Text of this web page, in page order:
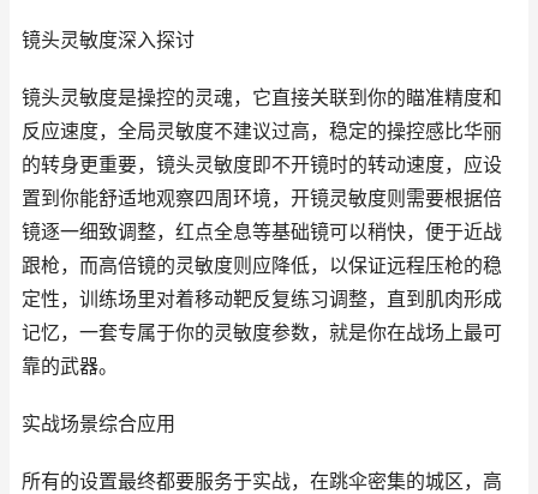
镜头灵敏度深入探讨
镜头灵敏度是操控的灵魂，它直接关联到你的瞄准精度和
反应速度，全局灵敏度不建议过高，稳定的操控感比华丽
的转身更重要，镜头灵敏度即不开镜时的转动速度，应设
置到你能舒适地观察四周环境，开镜灵敏度则需要根据倍
镜逐一细致调整，红点全息等基础镜可以稍快，便于近战
跟枪，而高倍镜的灵敏度则应降低，以保证远程压枪的稳
定性，训练场里对着移动靶反复练习调整，直到肌肉形成
记忆，一套专属于你的灵敏度参数，就是你在战场上最可
靠的武器。
实战场景综合应用
所有的设置最终都要服务于实战，在跳伞密集的城区，高